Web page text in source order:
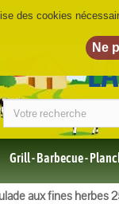
Grill - Barbecue -
aux fines herbes
des cookies